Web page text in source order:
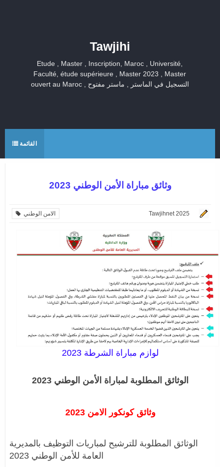
Tawjihi
Etude , Master , Inscription, Maroc , Université,
Faculté, étude supérieure , Master 2023 , Master
ouvert au Maroc , التسجيل في الماستر , ماستر مفتوح
القائمة
وثائق مباراة الأمن الوطني 2023
Tawjihnet 2025 الامن الوطني
لوازم مباراة الشرطة 2023
الوثائق المطلوبة لمباراة الأمن الوطني 2023
وثائق كونكور الامن 2023
الوثائق المطلوبة للترشيح لمباريات التوظيف بالمديرية
العامة للأمن الوطني 2023